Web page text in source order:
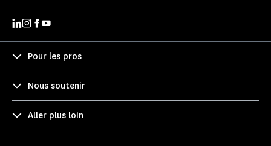
Pour les pros
Nous soutenir
Aller plus loin